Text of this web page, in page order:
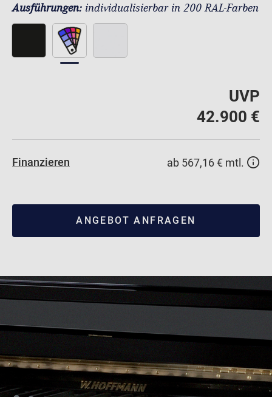
Ausführungen: individualisierbar in 200 RAL-Farben
UVP
42.900 €
Finanzieren ab 567,16 € mtl.
ANGEBOT ANFRAGEN